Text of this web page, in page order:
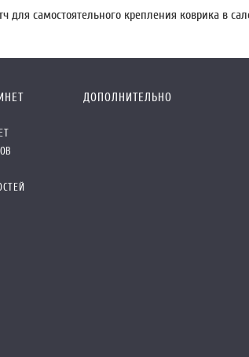
для самостоятельного крепления коврика в
ДОПОЛНИТЕЛЬНО